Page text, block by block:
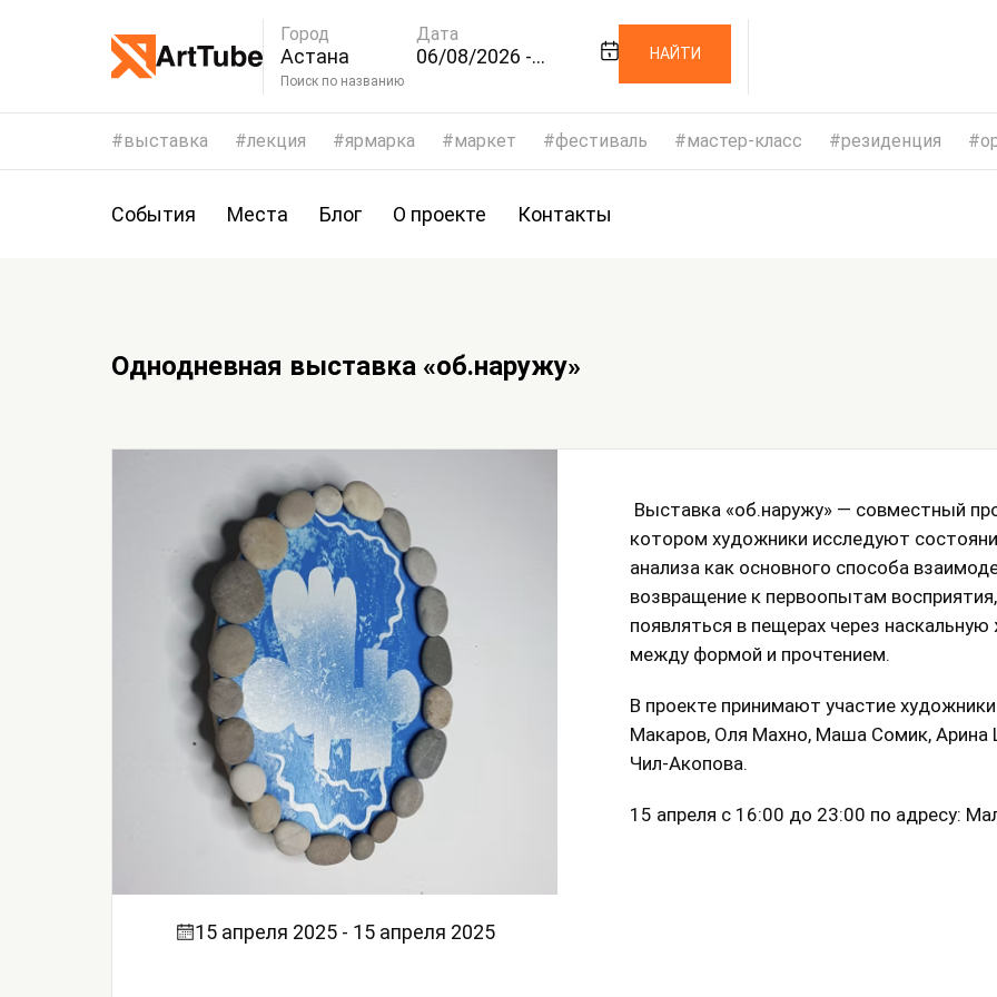
Город
Астана
Дата
06/08/2026 -
Поиск по названию
НАЙТИ
выставка лекция ярмарка маркет фестиваль мастер-класс резиденция
События Места Блог О проекте Контакты
Однодневная выставка «об.наружу»
15 апреля 2025 - 15 апреля 2025
Выставка «об.наружу» — совместный
котором художники исследуют
анализа как основного способа
возвращение к первоопытам
появляться в пещерах через
между формой и прочтением.
В проекте принимают участие
Макаров, Оля Махно, Маша Сомик, Арина
Чил-Акопова.
15 апреля с 16:00 до 23:00 по адресу: